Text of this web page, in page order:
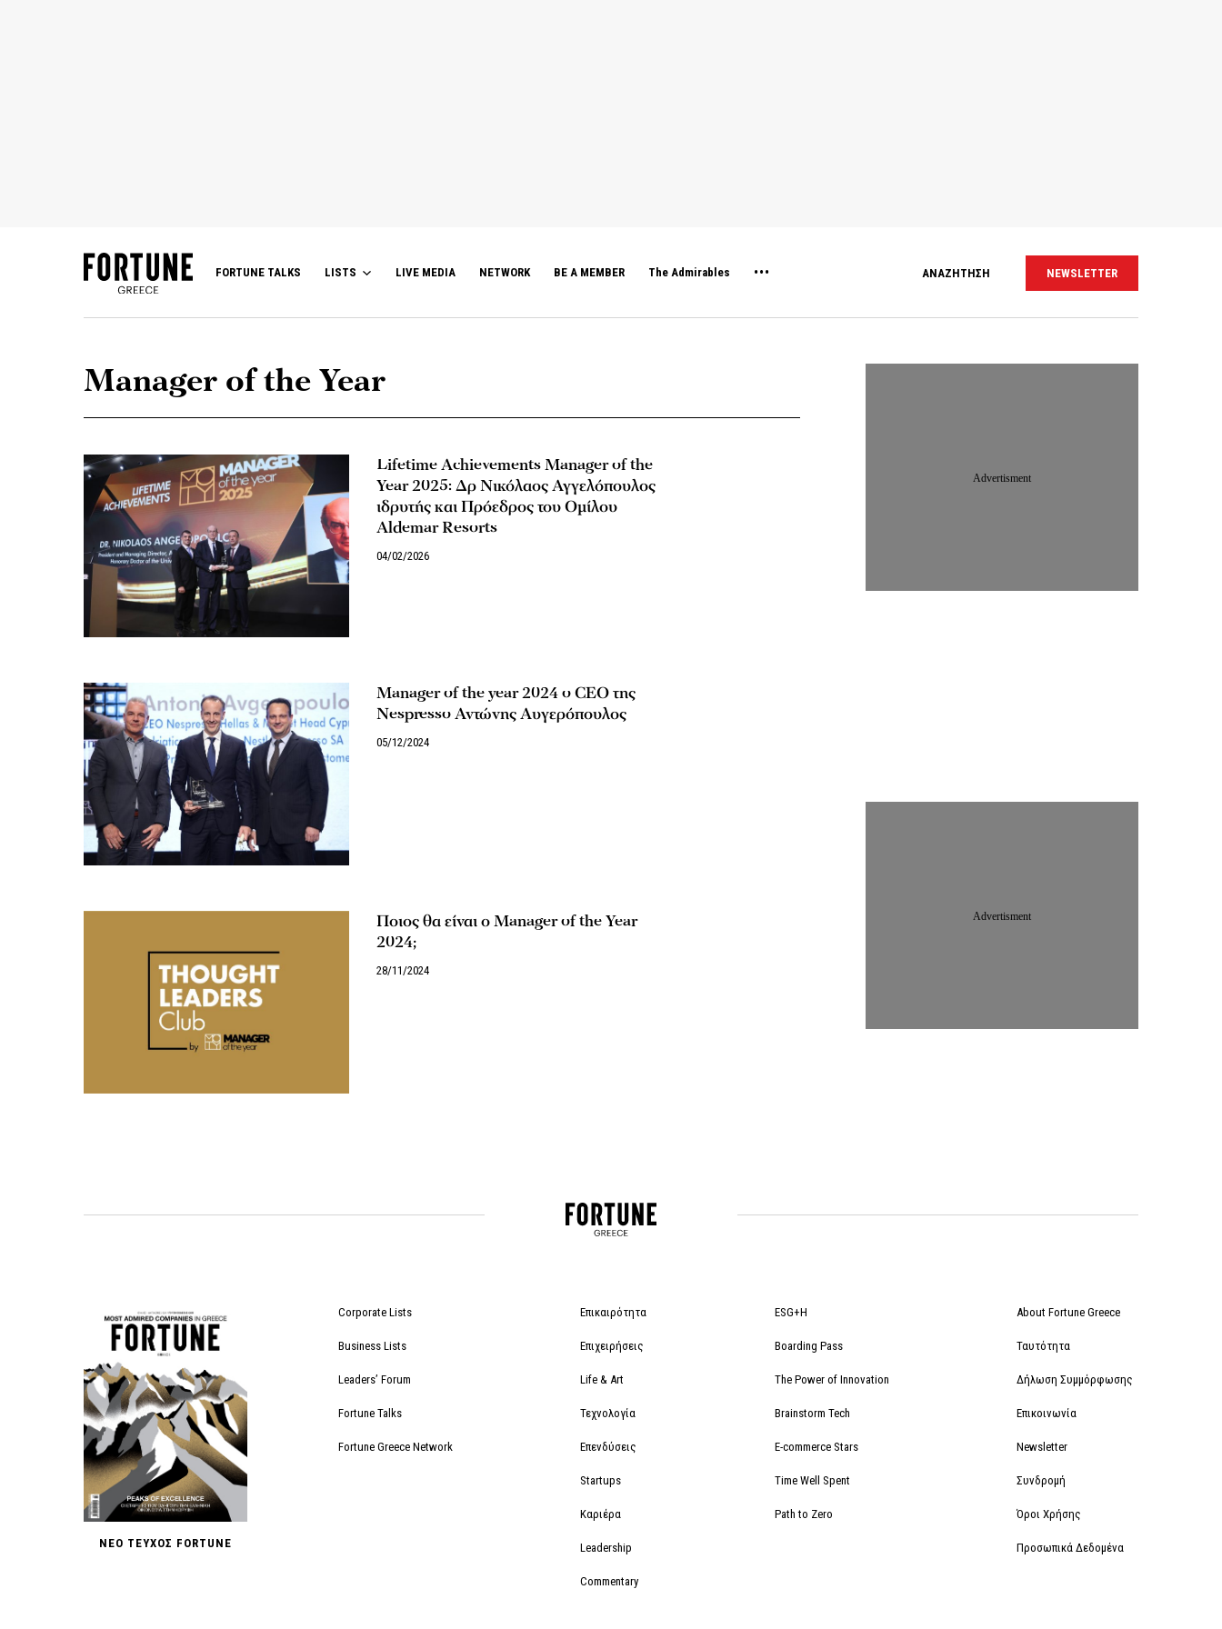
FORTUNE TALKS LISTS LIVE MEDIA NETWORK BE A MEMBER The Admirables ΑΝΑΖΗΤΗΣΗ NEWSLETTER
Manager of the Year
Lifetime Achievements Manager of the
Year 2025: Δρ Νικόλαος Αγγελόπουλος
ιδρυτής και Πρόεδρος του Ομίλου
Aldemar Resorts
04/02/2026
Manager of the year 2024 o CEO της
Nespresso Αντώνης Αυγερόπουλος
05/12/2024
Ποιος θα είναι ο Manager of the Year
2024;
28/11/2024
ΝΕΟ ΤΕΥΧΟΣ FORTUNE
Corporate Lists
Business Lists
Leaders’ Forum
Fortune Talks
Fortune Greece Network
Επικαιρότητα
Επιχειρήσεις
Life & Art
Τεχνολογία
Επενδύσεις
Startups
Καριέρα
Leadership
Commentary
ESG+H
Boarding Pass
The Power of Innovation
Brainstorm Tech
E-commerce Stars
Time Well Spent
Path to Zero
About Fortune Greece
Ταυτότητα
Δήλωση Συμμόρφωσης
Επικοινωνία
Newsletter
Συνδρομή
Όροι Χρήσης
Προσωπικά Δεδομένα